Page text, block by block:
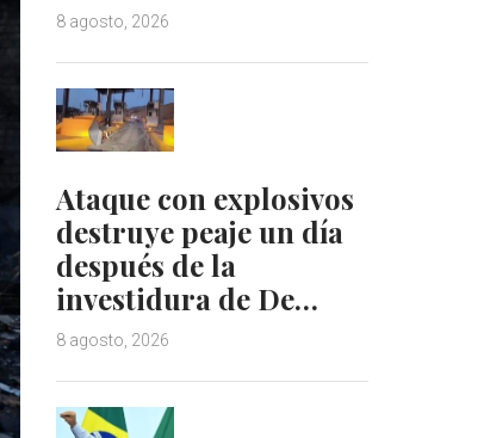
8 agosto, 2026
Ataque con explosivos
destruye peaje un día
después de la
investidura de De…
8 agosto, 2026